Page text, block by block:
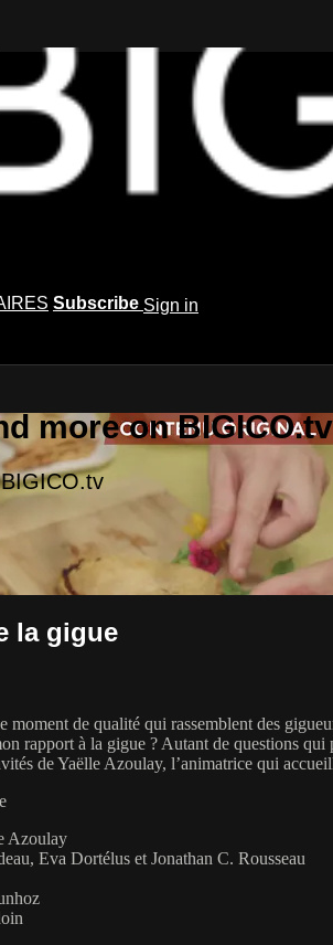
Subscribe Sign in
more on BIGICO.tv
la gigue
moment de qualité qui rassemblent des
rapport à la gigue ? Autant de questions
de Yaëlle Azoulay, l’animatrice qui
Azoulay
Eva Dortélus et Jonathan C. Rousseau